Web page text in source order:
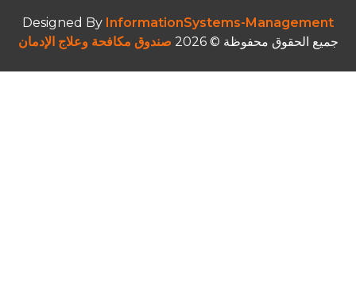
Designed By InformationSystems-Management
جميع الحقوق محفوظة © 2026
صندوق مكافحة وعلاج الإدمان